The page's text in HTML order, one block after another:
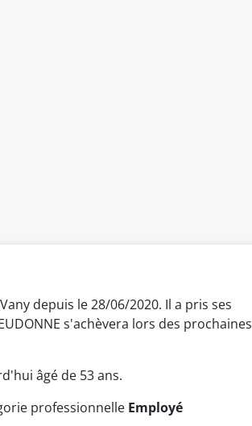
depuis le 28/06/2020. Il a pris ses
s'achèvera lors des prochaines
âgé de 53 ans.
professionnelle Employé